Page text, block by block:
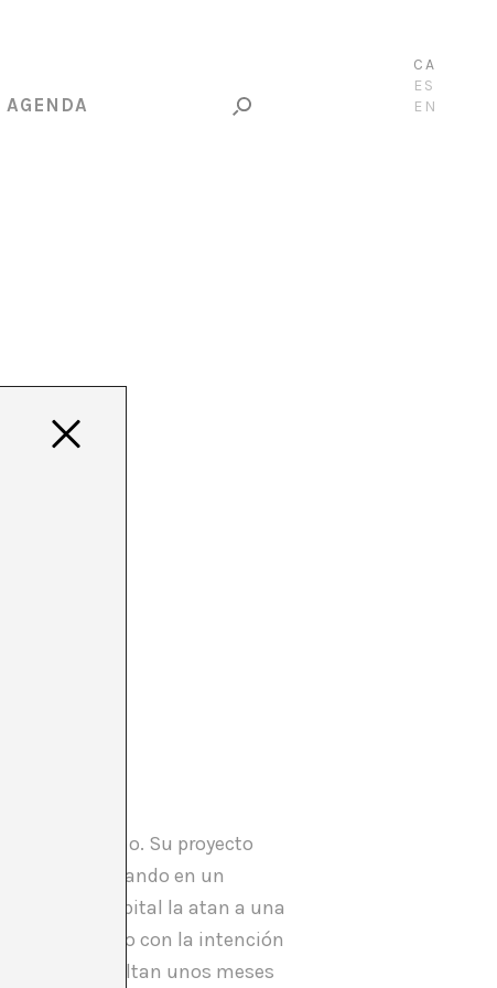
CA
ES
EN
AGENDA
meses.
de Estocolmo. Su proyecto
Esperando en un
En el hospital la atan a una
artístico con la intención
a medias, faltan unos meses